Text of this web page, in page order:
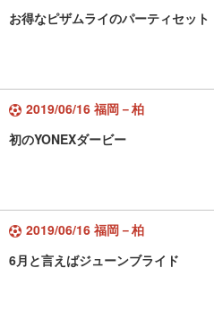
お得なピザムライのパーティセット
2019/06/16 福岡－柏
初のYONEXダービー
2019/06/16 福岡－柏
6月と言えばジューンブライド